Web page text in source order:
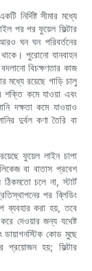
নির্দিষ্ট সীমার মধ্যে
পর পর ফুয়েল ফিল্টার
ঘন ঘন পরিবর্তনের
পুরোনো যানবাহন
বিচক্ষণতার কাজ
মধ্যে রয়েছে গাড়ি চালু
শক্তি কমে যাওয়া এবং
দক্ষতা কমে যাওয়াও
দুর্বল কণা তৈরি বা
ফুয়েল লাইন চাপা
বা বাতাস প্রবেশ
চলে না, স্টার্ট
পর ব্লিডিং
ব্যবহার করা হয়, তবে
দেওয়ার জন্য যথেষ্ট
কোড মুছে
প্রয়োজন হয়; ফিল্টার